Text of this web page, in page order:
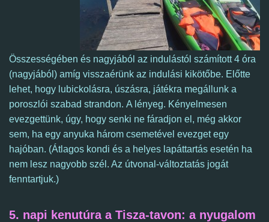
Összességében és nagyjából az indulástól számított 4 óra
(nagyjából) amíg visszaérünk az indulási kikötőbe. Előtte
lehet, hogy lubickolásra, úszásra, játékra megállunk a
poroszlói szabad strandon. A lényeg. Kényelmesen
evezgettünk, úgy, hogy senki ne fáradjon el, még akkor
sem, ha egy anyuka három csemetével evezget egy
hajóban. (Átlagos kondi és a helyes lapáttartás esetén ha
nem lesz nagyobb szél. Az útvonal-változtatás jogát
fenntartjuk.)
5. napi kenutúra a Tisza-tavon: a nyugalom